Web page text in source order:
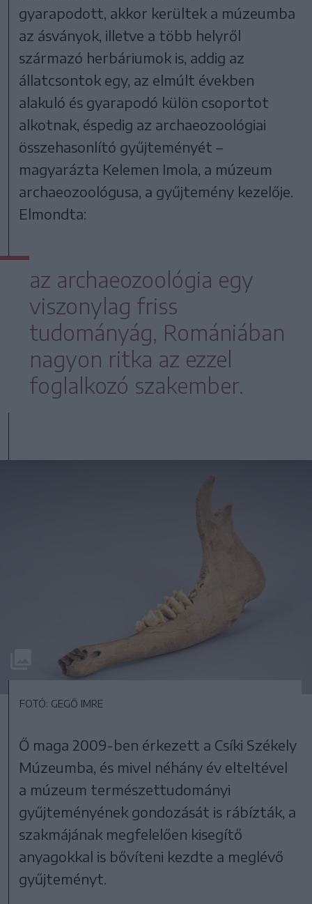
gyarapodott, akkor kerültek a múzeumba
az ásványok, illetve a több helyről
származó herbáriumok is, addig az
állatcsontok egy, az elmúlt években
alakuló és gyarapodó külön csoportot
alkotnak, éspedig az archaeozoológiai
összehasonlító gyűjteményét –
magyarázta Kelemen Imola, a múzeum
archaeozoológusa, a gyűjtemény kezelője.
Elmondta:
az archaeozoológia egy
viszonylag friss
tudományág, Romániában
nagyon ritka az ezzel
foglalkozó szakember.
FOTÓ: GEGŐ IMRE
Ő maga 2009-ben érkezett a Csíki Székely
Múzeumba, és mivel néhány év elteltével
a múzeum természettudományi
gyűjteményének gondozását is rábízták, a
szakmájának megfelelően kisegítő
anyagokkal is bővíteni kezdte a meglévő
gyűjteményt.